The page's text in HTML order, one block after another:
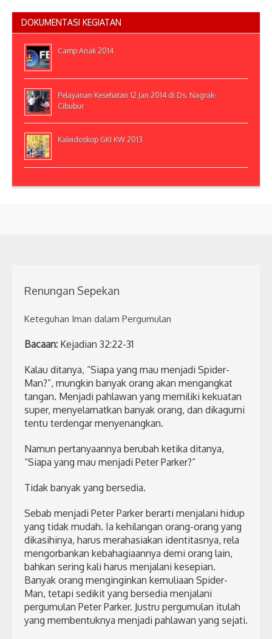
DOKUMENTASI KEGIATAN
Camp Anak 2014
Pelayanan Kesehatan 12 Jan 2014 di Ds. Nagrak-
Cibubur
Kaleidoskop GKI KW 2013
Renungan Sepekan
Keteguhan Iman dalam Pergumulan
Bacaan: Kejadian 32:22-31
Kalau ditanya, “Siapa yang mau menjadi Spider-
Man?”, mungkin banyak orang akan mengangkat
tangan. Menjadi pahlawan yang memiliki kekuatan
super, menyelamatkan banyak orang, dan dikagumi
tentu terdengar menyenangkan.
Namun pertanyaannya berubah ketika ditanya,
“Siapa yang mau menjadi Peter Parker?”
Tidak banyak yang bersedia.
Sebab menjadi Peter Parker berarti menjalani hidup
yang tidak mudah. Ia kehilangan orang-orang yang
dikasihinya, harus merahasiakan identitasnya, rela
mengorbankan kebahagiaannya demi orang lain,
bahkan sering kali harus menjalani kesepian.
Banyak orang menginginkan kemuliaan Spider-
Man, tetapi sedikit yang bersedia menjalani
pergumulan Peter Parker. Justru pergumulan itulah
yang membentuknya menjadi pahlawan yang sejati.